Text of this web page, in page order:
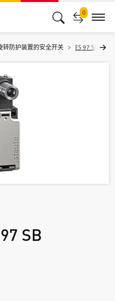
0
转防护装置的安全开关 ES 97 SB / EM
SB